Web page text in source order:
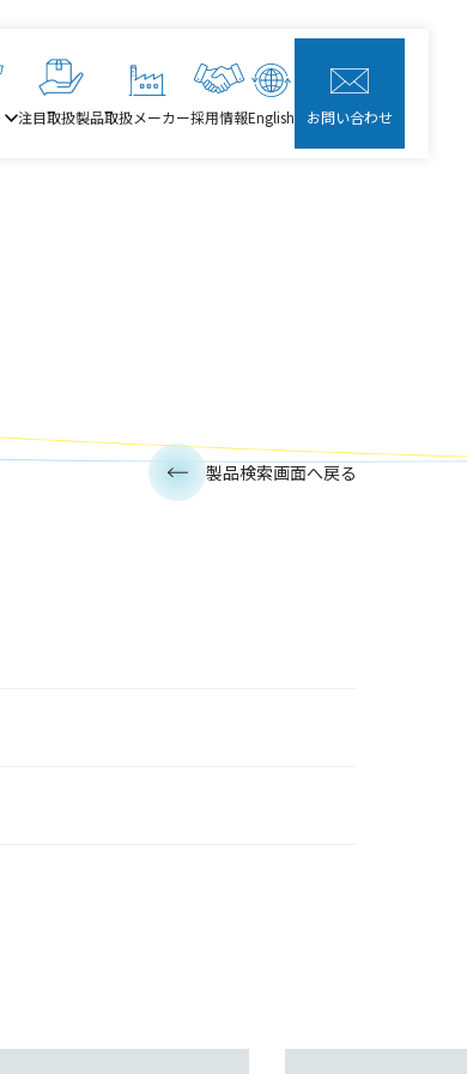
注目取扱製品取扱メーカー採用情報English お問い合わせ
製品検索画面へ戻る